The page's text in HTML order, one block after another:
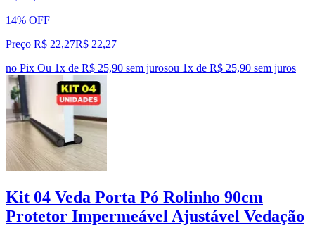
14% OFF
Preço R$ 22,27R$ 22,27
no Pix Ou 1x de R$ 25,90 sem jurosou 1x de R$ 25,90 sem juros
Kit 04 Veda Porta Pó Rolinho 90cm
Protetor Impermeável Ajustável Vedação